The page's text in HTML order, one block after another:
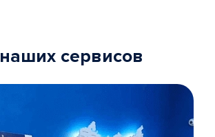
наших сервисов